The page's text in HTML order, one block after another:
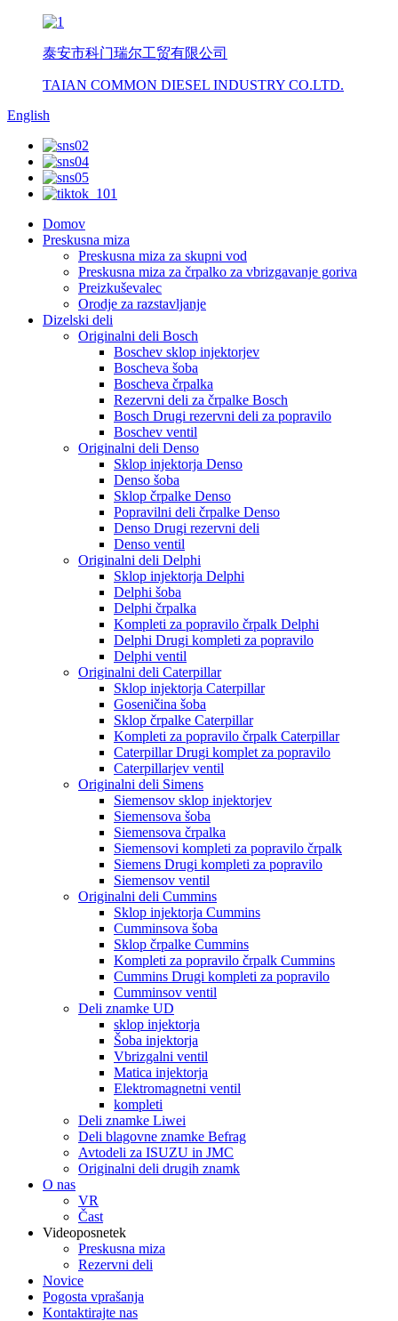
泰安市科门瑞尔工贸有限公司
TAIAN COMMON DIESEL INDUSTRY CO.LTD.
English
Domov
Preskusna miza
Preskusna miza za skupni vod
Preskusna miza za črpalko za vbrizgavanje goriva
Preizkuševalec
Orodje za razstavljanje
Dizelski deli
Originalni deli Bosch
Boschev sklop injektorjev
Boscheva šoba
Boscheva črpalka
Rezervni deli za črpalke Bosch
Bosch Drugi rezervni deli za popravilo
Boschev ventil
Originalni deli Denso
Sklop injektorja Denso
Denso šoba
Sklop črpalke Denso
Popravilni deli črpalke Denso
Denso Drugi rezervni deli
Denso ventil
Originalni deli Delphi
Sklop injektorja Delphi
Delphi šoba
Delphi črpalka
Kompleti za popravilo črpalk Delphi
Delphi Drugi kompleti za popravilo
Delphi ventil
Originalni deli Caterpillar
Sklop injektorja Caterpillar
Goseničina šoba
Sklop črpalke Caterpillar
Kompleti za popravilo črpalk Caterpillar
Caterpillar Drugi komplet za popravilo
Caterpillarjev ventil
Originalni deli Simens
Siemensov sklop injektorjev
Siemensova šoba
Siemensova črpalka
Siemensovi kompleti za popravilo črpalk
Siemens Drugi kompleti za popravilo
Siemensov ventil
Originalni deli Cummins
Sklop injektorja Cummins
Cumminsova šoba
Sklop črpalke Cummins
Kompleti za popravilo črpalk Cummins
Cummins Drugi kompleti za popravilo
Cumminsov ventil
Deli znamke UD
sklop injektorja
Šoba injektorja
Vbrizgalni ventil
Matica injektorja
Elektromagnetni ventil
kompleti
Deli znamke Liwei
Deli blagovne znamke Befrag
Avtodeli za ISUZU in JMC
Originalni deli drugih znamk
O nas
VR
Čast
Videoposnetek
Preskusna miza
Rezervni deli
Novice
Pogosta vprašanja
Kontaktirajte nas